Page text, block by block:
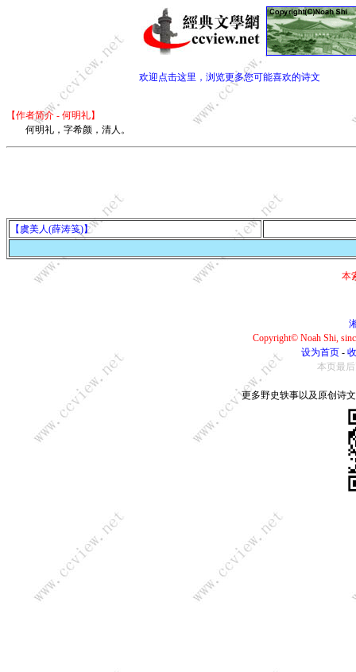
欢迎点击这里，浏览更多您可能喜欢的诗文
【作者简介 - 何明礼】
何明礼，字希颜，清人。
【虞美人(薛涛笺)】
本
Copyright© Noah Shi,
设为首页 -
本页最后
更多野史轶事以及原创诗